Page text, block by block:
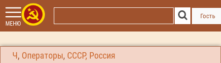
МЕНЮ
Гость
Ч , Операторы, СССР, Россия